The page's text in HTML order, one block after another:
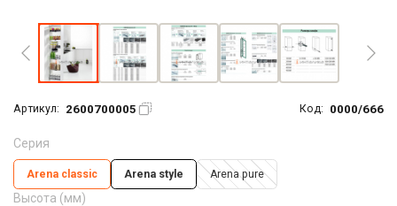
Артикул: 2600700005 Код: 0000/666
Серия
Arena classic Arena style Arena pure
Высота (мм)